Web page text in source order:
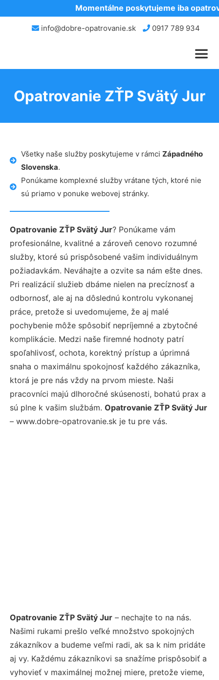
Momentálne poskytujeme iba
info@dobre-opatrovanie.sk 0917 789 934
Opatrovanie ZŤP Svätý Jur
Všetky naše služby poskytujeme v rámci Západného
Slovenska.
Ponúkame komplexné služby vrátane tých, ktoré nie
sú priamo v ponuke webovej stránky.
Opatrovanie ZŤP Svätý Jur? Ponúkame vám
profesionálne, kvalitné a zároveň cenovo rozumné
služby, ktoré sú prispôsobené vašim individuálnym
požiadavkám. Neváhajte a ozvite sa nám ešte dnes.
Pri realizácií služieb dbáme nielen na precíznosť a
odbornosť, ale aj na dôslednú kontrolu vykonanej
práce, pretože si uvedomujeme, že aj malé
pochybenie môže spôsobiť nepríjemné a zbytočné
komplikácie. Medzi naše firemné hodnoty patrí
spoľahlivosť, ochota, korektný prístup a úprimná
snaha o maximálnu spokojnosť každého zákazníka,
ktorá je pre nás vždy na prvom mieste. Naši
pracovníci majú dlhoročné skúsenosti, bohatú prax a
sú plne k vašim službám. Opatrovanie ZŤP Svätý Jur
– www.dobre-opatrovanie.sk je tu pre vás.
Opatrovanie ZŤP Svätý Jur – nechajte to na nás.
Našimi rukami prešlo veľké množstvo spokojných
zákazníkov a budeme veľmi radi, ak sa k nim pridáte
aj vy. Každému zákazníkovi sa snažíme prispôsobiť a
vyhovieť v maximálnej možnej miere, pretože vieme,